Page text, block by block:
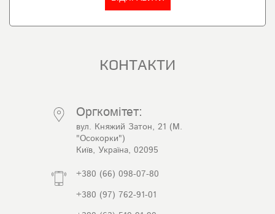
КОНТАКТИ
Оргкомітет:
вул. Княжий Затон, 21 (М.
"Осокорки")
Київ, Україна, 02095
+380 (66) 098-07-80
+380 (97) 762-91-01